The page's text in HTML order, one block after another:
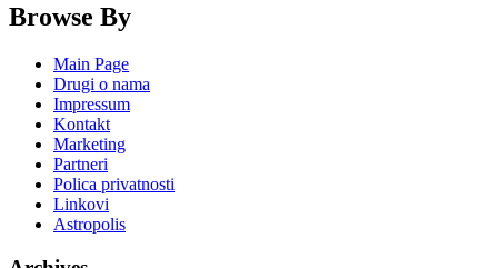
Browse By
Main Page
Drugi o nama
Impressum
Kontakt
Marketing
Partneri
Polica privatnosti
Linkovi
Astropolis